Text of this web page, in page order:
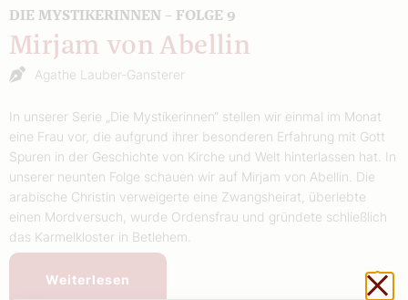
DIE MYSTIKERINNEN – FOLGE 9
Mirjam von Abellin
Agathe Lauber-Gansterer
In unserer Serie „Die Mystikerinnen“ stellen wir einmal im Monat
eine Frau vor, die aufgrund ihrer besonderen Erfahrung mit Gott
Spuren in der Geschichte von Kirche und Welt hinterlassen hat. In
unserer neunten Folge schauen wir auf Mirjam von Abellin. Die
arabische Christin verweigerte eine Zwangsheirat, überlebte
einen Mordversuch, wurde Ordensfrau und gründete schließlich
das Karmelkloster in Betlehem.
Weiterlesen